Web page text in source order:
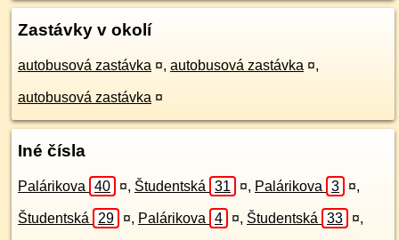
Zastávky v okolí
autobusová zastávka ¤, autobusová zastávka ¤,
autobusová zastávka ¤
Iné čísla
Palárikova 40 ¤, Študentská 31 ¤, Palárikova 3 ¤,
Študentská 29 ¤, Palárikova 4 ¤, Študentská 33 ¤,